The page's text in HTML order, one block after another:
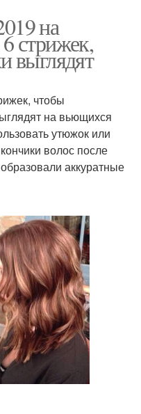
на
стрижек,
выглядят
чтобы
на вьющихся
утюжок или
волос после
аккуратные